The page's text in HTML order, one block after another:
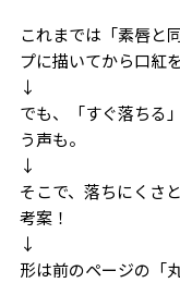
これまでは「素唇と
プに描いてから口紅
↓
でも、「すぐ落ちる
う声も。
↓
そこで、落ちにくさ
考案！
↓
形は前のページの「